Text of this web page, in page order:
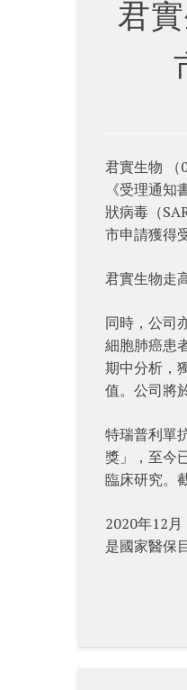
君
君實生物 （
《受理通
狀病毒（
市申請獲得
君實生物走
同時，公司
細胞肺癌患
期中分析，
值。公司將
特瑞普利單
獎」，至今
臨床研究。
2020年12
是國家醫保